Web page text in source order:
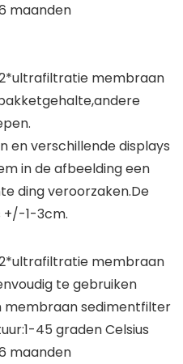
maanden
membraan
en verschillende displays
in de afbeelding een
ding veroorzaken.De
1-3cm.
membraan
te gebruiken
membraan sedimentfilter
45 graden Celsius
maanden